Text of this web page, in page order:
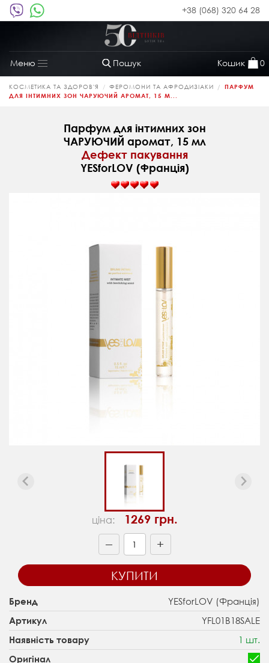
+38 (068) 320 64 28
Пошук Кошик 0
Меню
Toggle
navigation
КОСМЕТИКА ТА ЗДОРОВ'Я ФЕРОМОНИ ТА АФРОДИЗІАКИ
ПАРФУМ
ДЛЯ ІНТИМНИХ ЗОН ЧАРУЮЧИЙ АРОМАТ, 15 М...
Парфум для інтимних зон
ЧАРУЮЧИЙ аромат, 15 мл
Дефект пакування
YESforLOV (Франція)
ціна: 1269 грн.
— +
КУПИТИ
Бренд YESforLOV (Франція)
Артикул YFL01B18SALE
Наявність товару 1 шт.
Оригінал